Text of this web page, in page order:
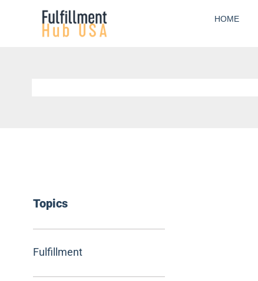
HOME
Topics
Fulfillment